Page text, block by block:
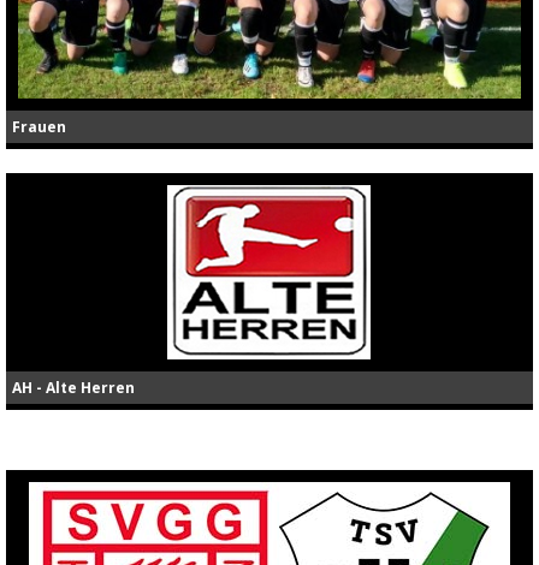
Frauen
AH - Alte Herren